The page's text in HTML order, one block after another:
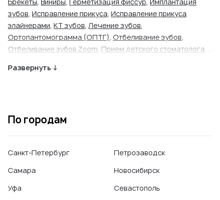
зубов, Исправление прикуса, Исправление прикуса
элайнерами, КТ зубов, Лечение зубов,
Ортопантомограмма (ОПТГ), Отбеливание зубов,
Отбеливание зубов Zoom, Прием детского стоматолога,
стоматолога ,Прием стоматолога-ортодонта
Развернуть ↓
По городам
Санкт-Петербург
Самара
Уфа
Петрозаводск
Новосибирск
Севастополь